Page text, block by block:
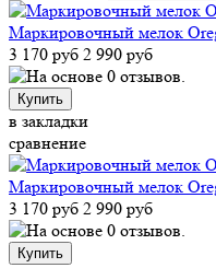
Маркировочный мелок
3 170 руб 2 990 руб
Купить
в закладки
сравнение
Маркировочный мелок
3 170 руб 2 990 руб
Купить